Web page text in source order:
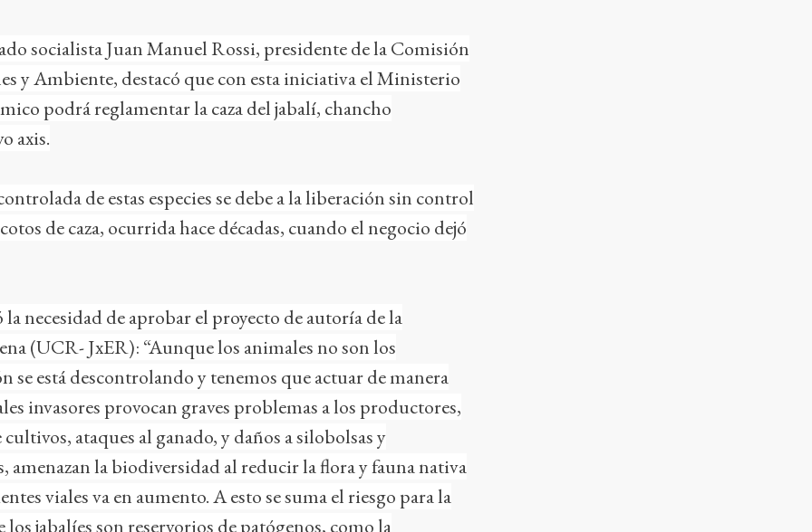
socialista Juan Manuel Rossi, presidente de la Comisión
y Ambiente, destacó que con esta iniciativa el Ministerio
podrá reglamentar la caza del jabalí, chancho
axis.
de estas especies se debe a la liberación sin control
de caza, ocurrida hace décadas, cuando el negocio dejó
necesidad de aprobar el proyecto de autoría de la
(UCR- JxER): “Aunque los animales no son los
se está descontrolando y tenemos que actuar de manera
invasores provocan graves problemas a los productores,
ataques al ganado, y daños a silobolsas y
amenazan la biodiversidad al reducir la flora y fauna nativa
viales va en aumento. A esto se suma el riesgo para la
jabalíes son reservorios de patógenos, como la